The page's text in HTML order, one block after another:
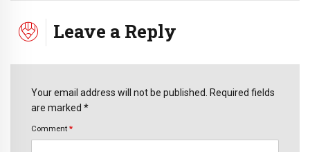
Leave a Reply
Your email address will not be published. Required fields
are marked *
Comment *